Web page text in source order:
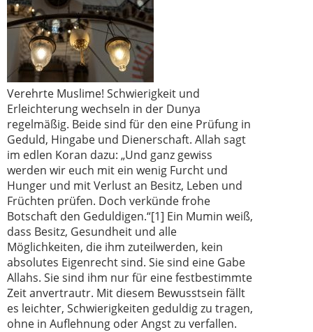
Verehrte Muslime! Schwierigkeit und
Erleichterung wechseln in der Dunya
regelmäßig. Beide sind für den eine Prüfung in
Geduld, Hingabe und Dienerschaft. Allah sagt
im edlen Koran dazu: „Und ganz gewiss
werden wir euch mit ein wenig Furcht und
Hunger und mit Verlust an Besitz, Leben und
Früchten prüfen. Doch verkünde frohe
Botschaft den Geduldigen.“[1] Ein Mumin weiß,
dass Besitz, Gesundheit und alle
Möglichkeiten, die ihm zuteilwerden, kein
absolutes Eigenrecht sind. Sie sind eine Gabe
Allahs. Sie sind ihm nur für eine festbestimmte
Zeit anvertrautr. Mit diesem Bewusstsein fällt
es leichter, Schwierigkeiten geduldig zu tragen,
ohne in Auflehnung oder Angst zu verfallen.